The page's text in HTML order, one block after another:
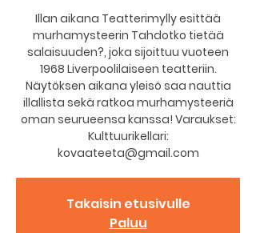
Illan aikana Teatterimylly esittää
murhamysteerin Tahdotko tietää
salaisuuden?, joka sijoittuu vuoteen
1968 Liverpoolilaiseen teatteriin.
Näytöksen aikana yleisö saa nauttia
illallista sekä ratkoa murhamysteeriä
oman seurueensa kanssa! Varaukset:
Kulttuurikellari:
kovaateeta@gmail.com
Takaisin etusivulle
Paluu